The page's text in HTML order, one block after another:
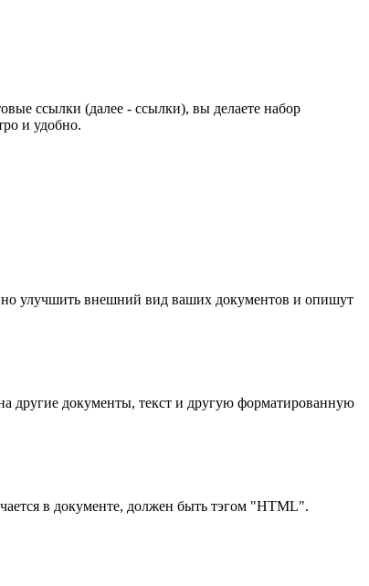
ссылки (далее - ссылки), вы делаете набор
и удобно.
улучшить внешний вид ваших документов и опишут
другие документы, текст и другую форматированную
в документе, должен быть тэгом "HTML".